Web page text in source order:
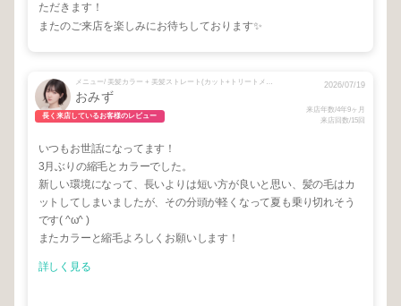
ただきます！
またのご来店を楽しみにお待ちしております✨
メニュー/ 美髪カラー + 美髪ストレート(カット+トリートメント込)
おみず
長く来店しているお客様のレビュー
2026/07/19
来店年数/4年9ヶ月
来店回数/15回
いつもお世話になってます！
3月ぶりの縮毛とカラーでした。
新しい環境になって、長いよりは短い方が良いと思い、髪の毛はカ
ットしてしまいましたが、その分頭が軽くなって夏も乗り切れそう
です( ^ω^ )
またカラーと縮毛よろしくお願いします！
詳しく見る